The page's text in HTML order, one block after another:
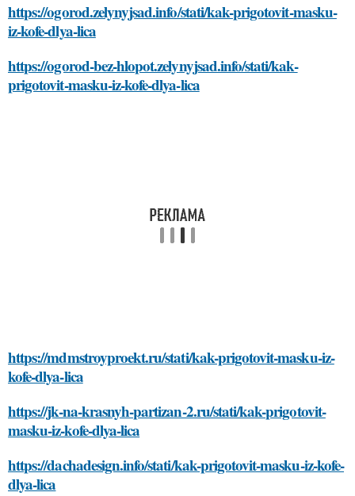
https://ogorod.zelynyjsad.info/stati/kak-prigotovit-masku-
iz-kofe-dlya-lica
https://ogorod-bez-hlopot.zelynyjsad.info/stati/kak-
prigotovit-masku-iz-kofe-dlya-lica
https://mdmstroyproekt.ru/stati/kak-prigotovit-masku-iz-
kofe-dlya-lica
https://jk-na-krasnyh-partizan-2.ru/stati/kak-prigotovit-
masku-iz-kofe-dlya-lica
https://dachadesign.info/stati/kak-prigotovit-masku-iz-kofe-
dlya-lica